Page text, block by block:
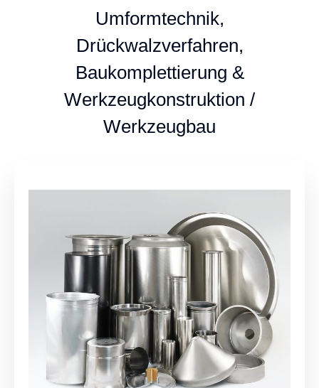
Umformtechnik,
Drückwalzverfahren,
Baukomplettierung &
Werkzeugkonstruktion /
Werkzeugbau